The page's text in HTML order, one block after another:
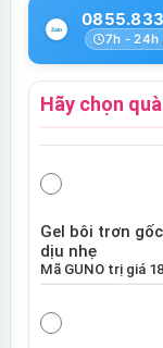
7h - 24h
Hãy chọn
Gel bôi trơn
dịu nhẹ
Mã GUNOtrị giá